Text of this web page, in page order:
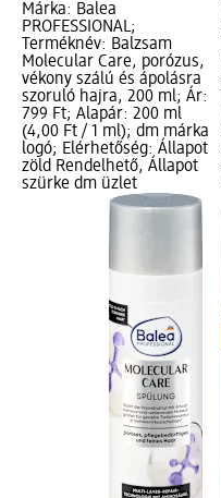
Márka: Balea
PROFESSIONAL;
Terméknév: Balzsam
Molecular Care, porózus,
vékony szálú és ápolásra
szoruló hajra, 200 ml; Ár:
799 Ft; Alapár: 200 ml
(4,00 Ft / 1 ml); dm márka
logó; Elérhetőség: Állapot
zöld Rendelhető, Állapot
szürke dm üzlet